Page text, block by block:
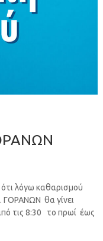
λόγω καθαρισμού
ΓΟΡΑΝΩΝ θα γίνει
τις 8:30 το πρωί έως